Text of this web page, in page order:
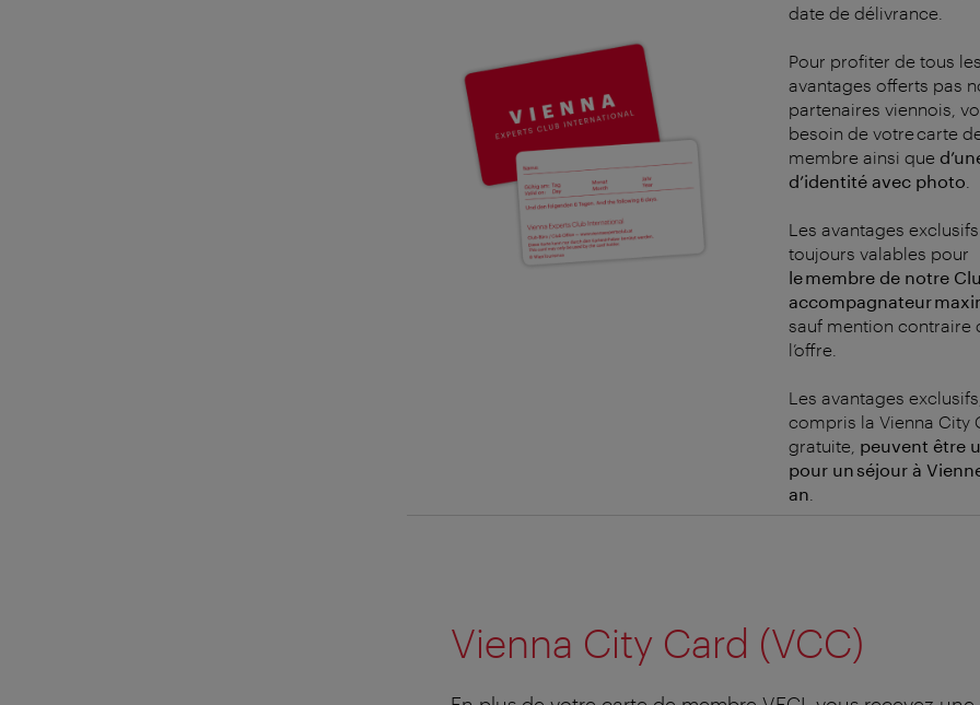
date de délivrance.
Pour profiter de tous les
avantages offerts pas
partenaires viennois,
besoin de votre carte
membre ainsi que
d’identité avec photo
Les avantages
toujours valables pour
le membre de notre
accompagnateur
sauf mention contraire
l’offre.
Les avantages
compris la Vienna City
gratuite, peuvent être
pour un séjour à
an
Vienna City Card (VCC)